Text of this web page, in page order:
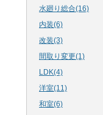
水廻り総合(16)
内装(6)
改装(3)
間取り変更(1)
LDK(4)
洋室(11)
和室(6)